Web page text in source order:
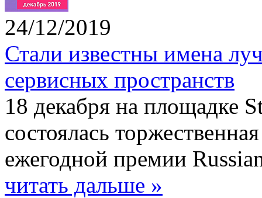
24/12/2019
Стали известны имена
сервисных пространств
18 декабря на площадке
состоялась
ежегодной премии
читать дальше »